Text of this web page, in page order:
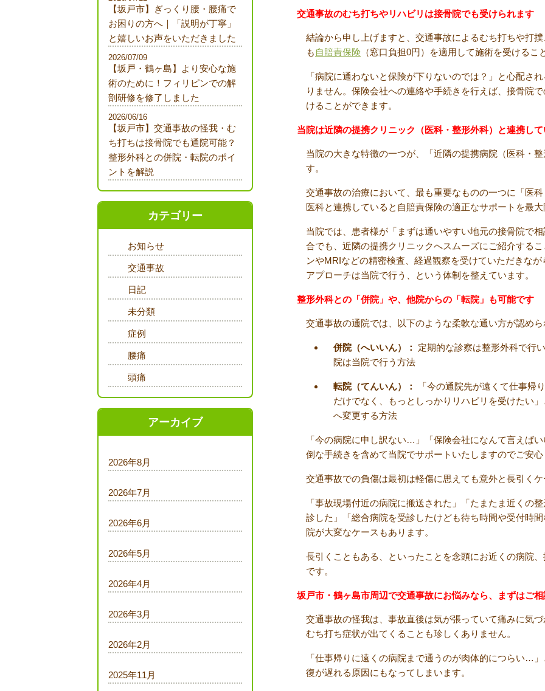
交通事故のむち打ちやリハビリは接骨院でも受けられます
結論から申し上げますと、交通事故によるむち打ちや打
も 自賠責保険 （窓口負担0円）を適用して施術を受けるこ
「病院に通わないと保険が下りないのでは？」と心配さ
りません。保険会社への連絡や手続きを行えば、接骨院
けることができます。
当院は近隣の提携クリニック（医科・整形外科）と連携し
当院の大きな特徴の一つが、「近隣の提携病院（医科・
す。
交通事故の治療において、最も重要なものの一つに「医
医科と連携していると自賠責保険の適正なサポートを最
当院では、患者様が「まずは通いやすい地元の接骨院で
合でも、近隣の提携クリニックへスムーズにご紹介する
ンやMRIなどの精密検査、経過観察を受けていただきな
アプローチは当院で行う、という体制を整えています。
整形外科との「併院」や、他院からの「転院」も可能です
交通事故の通院では、以下のような柔軟な通い方が認め
併院（へいいん）：
定期的な診察は整形外科で行
院は当院で行う方法
転院（てんいん）：
「今の通院先が遠くて仕事帰
だけでなく、もっとしっかりリハビリを受けたい
へ変更する方法
「今の病院に申し訳ない…」「保険会社になんて言えば
倒な手続きを含めて当院でサポートいたしますのでご安
交通事故での負傷は最初は軽傷に思えても意外と長引く
「事故現場付近の病院に搬送された」「たまたま近くの
診した」「総合病院を受診したけども待ち時間や受付時
院が大変なケースもあります。
長引くこともある、といったことを念頭にお近くの病院
です。
坂戸市・鶴ヶ島市周辺で交通事故にお悩みなら、まずはご
交通事故の怪我は、事故直後は気が張っていて痛みに気
むち打ち症状が出てくることも珍しくありません。
「仕事帰りに遠くの病院まで通うのが肉体的につらい…
復が遅れる原因にもなってしまいます。
【坂戸市】ぎっくり腰・腰痛で
お困りの方へ｜「説明が丁寧」
と嬉しいお声をいただきました
【坂戸・鶴ヶ島】より安心な施
術のために！フィリピンでの解
剖研修を修了しました
2026/07/09
【坂戸市】交通事故の怪我・む
ち打ちは接骨院でも通院可能？
整形外科との併院・転院のポイ
ントを解説
2026/06/16
カテゴリー
お知らせ
交通事故
日記
未分類
症例
腰痛
頭痛
アーカイブ
2026年8月
2026年7月
2026年6月
2026年5月
2026年4月
2026年3月
2026年2月
2025年11月